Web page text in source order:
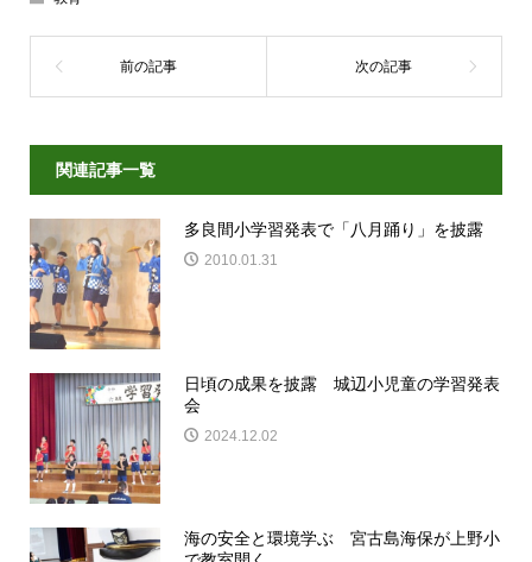
関連記事一覧
多良間小学習発表で「八月踊り」を披露
2010.01.31
日頃の成果を披露 城辺小児童の学習発表
会
2024.12.02
海の安全と環境学ぶ 宮古島海保が上野小